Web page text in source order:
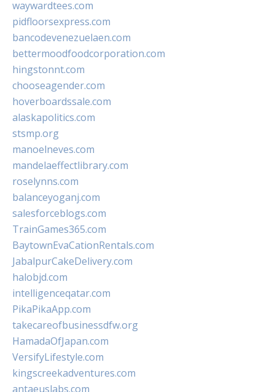
waywardtees.com
pidfloorsexpress.com
bancodevenezuelaen.com
bettermoodfoodcorporation.com
hingstonnt.com
chooseagender.com
hoverboardssale.com
alaskapolitics.com
stsmp.org
manoelneves.com
mandelaeffectlibrary.com
roselynns.com
balanceyoganj.com
salesforceblogs.com
TrainGames365.com
BaytownEvaCationRentals.com
JabalpurCakeDelivery.com
halobjd.com
intelligenceqatar.com
PikaPikaApp.com
takecareofbusinessdfw.org
HamadaOfJapan.com
VersifyLifestyle.com
kingscreekadventures.com
antaeuslabs.com